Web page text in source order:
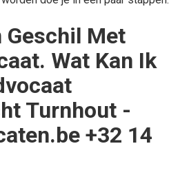
Geschil Met
Wat Kan Ik
Turnhout -
+32 14